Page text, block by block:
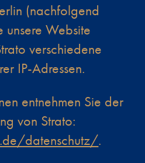
(nachfolgend
unsere Website
verschiedene
IP-Adressen.
entnehmen Sie der
von Strato:
datenschutz/.